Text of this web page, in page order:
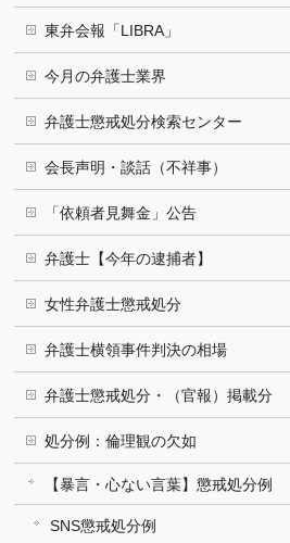
東弁会報「LIBRA」
今月の弁護士業界
弁護士懲戒処分検索センター
会長声明・談話（不祥事）
「依頼者見舞金」公告
弁護士【今年の逮捕者】
女性弁護士懲戒処分
弁護士横領事件判決の相場
弁護士懲戒処分・（官報）掲載分
処分例：倫理観の欠如
【暴言・心ない言葉】懲戒処分例
SNS懲戒処分例